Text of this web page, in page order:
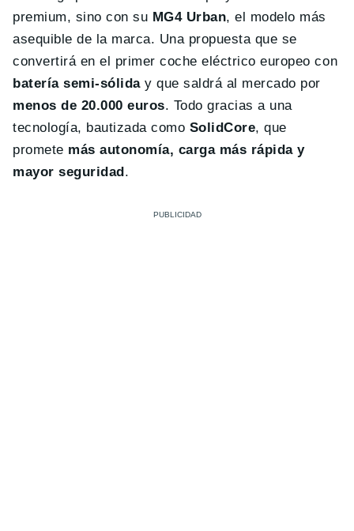
premium, sino con su MG4 Urban, el modelo más
asequible de la marca. Una propuesta que se
convertirá en el primer coche eléctrico europeo con
batería semi-sóliday que saldrá al mercado por
menos de 20.000 euros. Todo gracias a una
tecnología, bautizada como SolidCore, que
promete más autonomía, carga más rápida y
mayor seguridad .